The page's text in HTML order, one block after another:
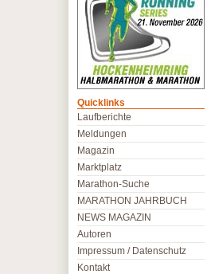
Quicklinks
Laufberichte
Meldungen
Magazin
Marktplatz
Marathon-Suche
MARATHON JAHRBUCH
NEWS MAGAZIN
Autoren
Impressum / Datenschutz
Kontakt